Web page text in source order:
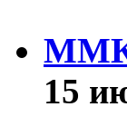
ММК
15